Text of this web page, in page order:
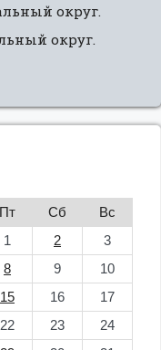
округ.
округ.
Пт Сб
Вс
1
2
3
8 9
10
15 16
17
22 23
24